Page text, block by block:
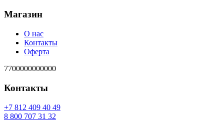
Магазин
О нас
Контакты
Оферта
7700000000000
Контакты
94 04 904 218 7+
23 13 707 008 8